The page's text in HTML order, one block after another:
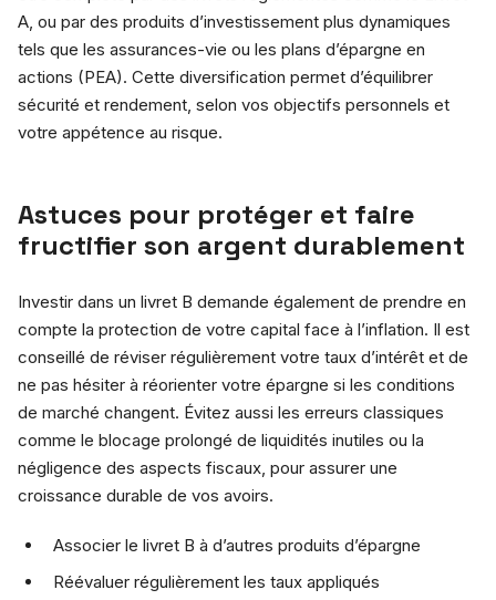
A, ou par des produits d’investissement plus dynamiques
tels que les assurances-vie ou les plans d’épargne en
actions (PEA). Cette diversification permet d’équilibrer
sécurité et rendement, selon vos objectifs personnels et
votre appétence au risque.
Astuces pour protéger et faire
fructifier son argent durablement
Investir dans un livret B demande également de prendre en
compte la protection de votre capital face à l’inflation. Il est
conseillé de réviser régulièrement votre taux d’intérêt et de
ne pas hésiter à réorienter votre épargne si les conditions
de marché changent. Évitez aussi les erreurs classiques
comme le blocage prolongé de liquidités inutiles ou la
négligence des aspects fiscaux, pour assurer une
croissance durable de vos avoirs.
Associer le livret B à d’autres produits d’épargne
Réévaluer régulièrement les taux appliqués